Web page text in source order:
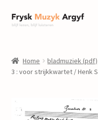
Ga
door
navigatie
Ga
naar
inhoud
informatie
winkel
Home bladmuziek (pdf)
3 : voor strijkkwartet / Henk